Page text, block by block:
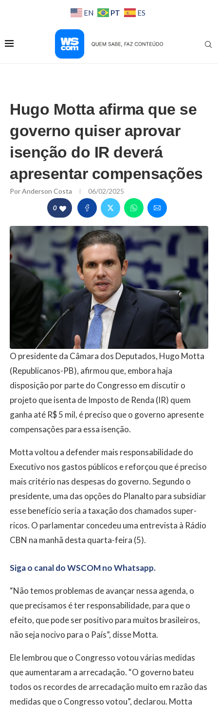
EN PT ES
Hugo Motta afirma que se
governo quiser aprovar
isenção do IR deverá
apresentar compensações
PorAnderson Costa 06/02/2025
0
O presidente da Câmara dos Deputados, Hugo Motta
(Republicanos-PB), afirmou que, embora haja
disposição por parte do Congresso em discutir o
projeto que isenta de Imposto de Renda (IR) quem
ganha até R$ 5 mil, é preciso que o governo apresente
compensações para essa isenção.
Motta voltou a defender mais responsabilidade do
Executivo nos gastos públicos e reforçou que é preciso
mais critério nas despesas do governo. Segundo o
presidente, uma das opções do Planalto para subsidiar
esse benefício seria a taxação dos chamados super-
ricos. O parlamentar concedeu uma entrevista à Rádio
CBN na manhã desta quarta-feira (5).
Siga o canal do WSCOM no Whatsapp.
“Não temos problemas de avançar nessa agenda, o
que precisamos é ter responsabilidade, para que o
efeito, que pode ser positivo para muitos brasileiros,
não seja nocivo para o País”, disse Motta.
Ele lembrou que o Congresso votou várias medidas
que aumentaram a arrecadação. “O governo bateu
todos os recordes de arrecadação muito em razão das
medidas que o Congresso votou”, declarou. Motta